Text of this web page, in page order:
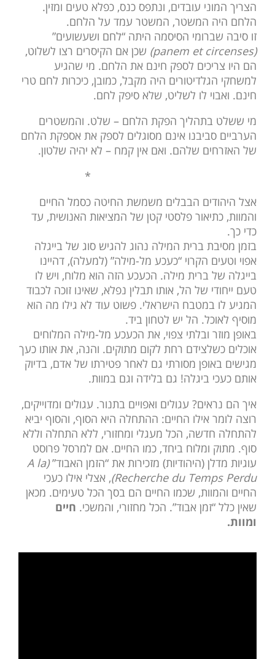
הצריך המוני עובדים, ונתפס כנס, כפלא טעים ומזין.
הלחם היה המשטר, המשטר עמד על הלחם.
זו סיבה שברומי הסיסמה היתה “לחם ושעשועים”
(panem et circenses)
שכן אם הקיסרים רצו לשלוט,
הם היו צריכים לספק חינם את הלחם. מי שהגיע
למשחקי הגלדיטורים היה מקבל, כמובן, כיכרות לחם טרי
חינם. ואבוי לו לשליט, שלא סיפק לחם.
מי ששלט בתהליך הפקת הלחם – שלט. והמשטרים
הערביים סביבנו אינם מסוגלים לספק את אספקת הלחם
של האזרחים שלהם. ואם אין קמח – לא יהיה שלטון.
*
אצל היהודים הבבלים משמשת החיטה כסמל החיים
והמוות, כתיאור פלסטי קטן של המציאות האנושית, עד
כדי כך.
בזמן מסיבת ברית המילה נהוג להגיש סוג של בייגלה
אפוי וטעים הקרוי “כעכע מל-מילה” (למעלה), דהיינו
בייגלה של ברית מילה. הכעכע הזה הוא מלוח, ויש לו
טעם ייחודי של הל, אותו תבלין נפלא, שאינו זוכה לכבוד
המגיע לו במטבח הישראלי. פשוט עוד לא גילו מה הוא
מוסיף לאוכל. הל יש לטחון ביד.
באופן מוזר ובלתי צפוי, את הכעכע מל-מילה המלוחים
אוכלים כשלצידם רחת לקום מתוקים. והנה, את אותו כעך
מגישים באופן מסורתי גם לאחר פטירתו של אדם, בדיוק
אותם כעכי ביגלה! גם בלידה וגם במוות.
איך הם נראים? עגולים ואפויים בתנור. עגולים ומדוייקים,
רוצה לומר אילו החיים: ההתחלה היא הסוף, והסוף יביא
להתחלה חדשה, הכל מעגלי ומחזורי, ללא התחלה וללא
סוף. מתוק ומלוח ביחד, כמו החיים. אם למרסל פרוסט
עוגיות מדלן (היהודיות) מזכירות את “הזמן האבוד” (A la
Recherche du Temps Perdu) , אצלי אילו כעכי
החיים והמוות, שכמו החיים הם בסך הכל טעימים. מכאן
שאין כלל “זמן אבוד”. הכל מחזורי, והמשכי. חיים
ומוות.